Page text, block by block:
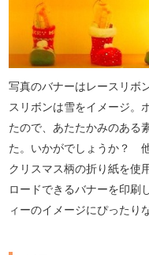
写真のバナーはレースリボ
スリボンは雪をイメージ。
たので、あたたかみのある
た。いかがでしょうか？
クリスマス柄の折り紙を使
ロードできるバナーを印刷
ィーのイメージにぴったり